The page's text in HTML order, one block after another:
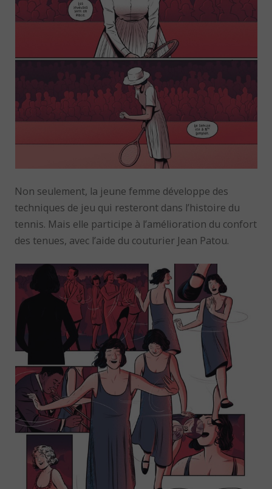
Non seulement, la jeune femme développe des
techniques de jeu qui resteront dans l’histoire du
tennis. Mais elle participe à l’amélioration du confort
des tenues, avec l’aide du couturier Jean Patou.